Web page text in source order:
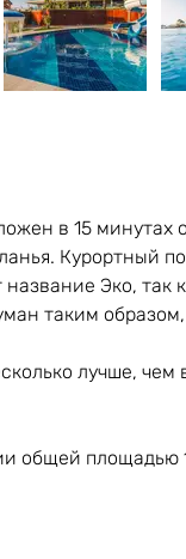
в 15 минутах
Курортный
Эко, так
таким
лучше,
общей